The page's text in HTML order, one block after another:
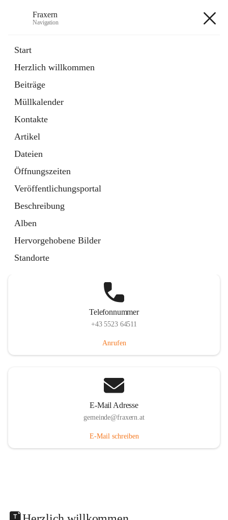
Fraxern
Navigation
Start
Herzlich willkommen
Beiträge
Müllkalender
Kontakte
Artikel
Dateien
Öffnungszeiten
Veröffentlichungsportal
Beschreibung
Alben
Hervorgehobene Bilder
Standorte
Ordner
in
Tab
Formulare
Artikel
öffnet
in
neuem
Tab
Telefonnummer
+43 5523 64511
Anrufen
E-Mail Adresse
gemeinde@fraxern.at
E-Mail schreiben